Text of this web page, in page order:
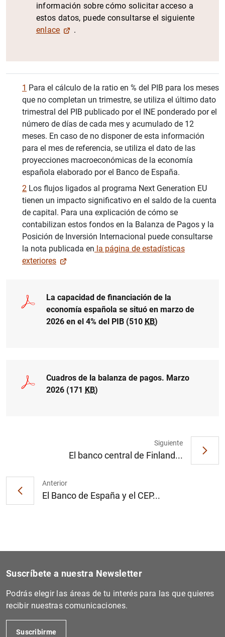
información sobre cómo solicitar acceso a
estos datos, puede consultarse el siguiente
enlace
.
1 Para el cálculo de la ratio en % del PIB para los meses
que no completan un trimestre, se utiliza el último dato
trimestral del PIB publicado por el INE ponderado por el
número de días de cada mes y acumulado de 12
meses. En caso de no disponer de esta información
para el mes de referencia, se utiliza el dato de las
proyecciones macroeconómicas de la economía
española elaborado por el Banco de España.
2 Los flujos ligados al programa Next Generation EU
tienen un impacto significativo en el saldo de la cuenta
de capital. Para una explicación de cómo se
contabilizan estos fondos en la Balanza de Pagos y la
Posición de Inversión Internacional puede consultarse
la nota publicada en la página de estadísticas
exteriores
La capacidad de financiación de la
economía española se situó en marzo de
2026 en el 4% del PIB (510 KB)
Cuadros de la balanza de pagos. Marzo
2026 (171 KB)
Anterior
El Banco de España y el CEP...
Siguiente
El banco central de Finland...
Suscríbete a nuestra Newsletter
Podrás elegir las áreas de tu interés para las que quieres
recibir nuestras comunicaciones.
Suscribirme